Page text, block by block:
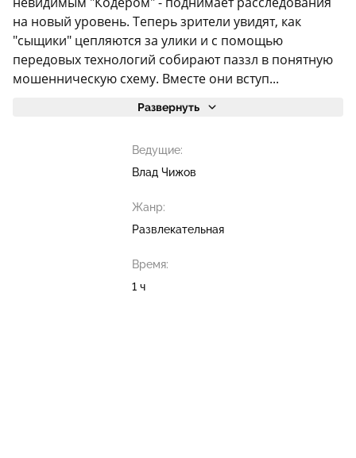
на новый уровень. Теперь зрители увидят, как
"сыщики" цепляются за улики и с помощью
передовых технологий собирают паззл в понятную
мошенническую схему. Вместе они вступ...
Развернуть
Ведущие:
Влад Чижов
Жанр:
Развлекательная
Время:
1 ч